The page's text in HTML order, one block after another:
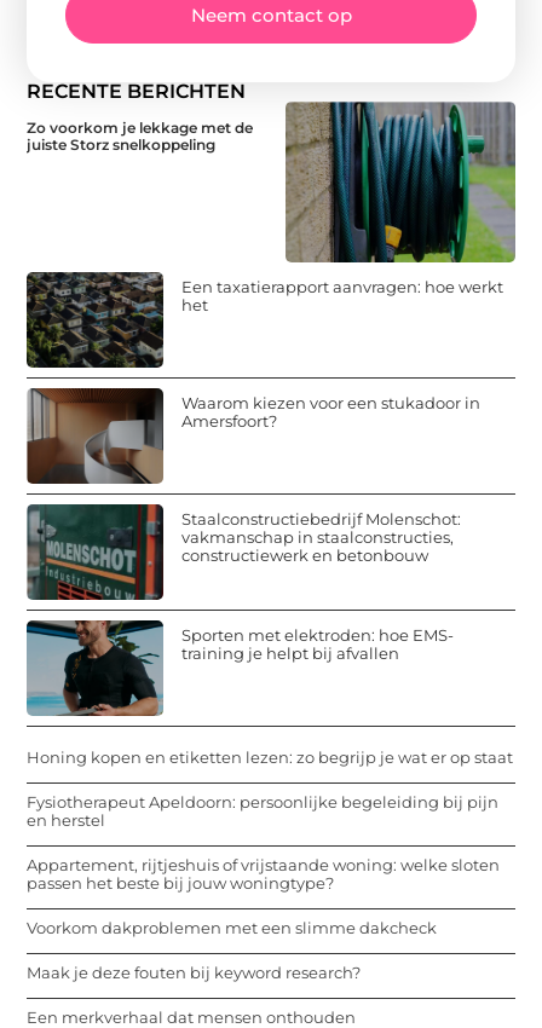
RECENTE BERICHTEN
Zo voorkom je lekkage met de
juiste Storz snelkoppeling
Een taxatierapport aanvragen: hoe werkt
het
Waarom kiezen voor een stukadoor in
Amersfoort?
Staalconstructiebedrijf Molenschot:
vakmanschap in staalconstructies,
constructiewerk en betonbouw
Sporten met elektroden: hoe EMS-
training je helpt bij afvallen
Honing kopen en etiketten lezen: zo begrijp je wat er op staat
Fysiotherapeut Apeldoorn: persoonlijke begeleiding bij pijn
en herstel
Appartement, rijtjeshuis of vrijstaande woning: welke sloten
passen het beste bij jouw woningtype?
Voorkom dakproblemen met een slimme dakcheck
Maak je deze fouten bij keyword research?
Een merkverhaal dat mensen onthouden
Neem contact op